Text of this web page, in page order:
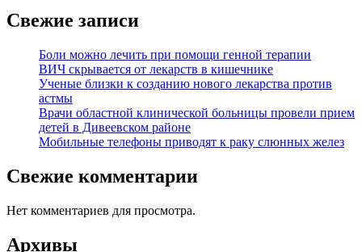
Свежие записи
Боли можно лечить при помощи генной терапии
ВИЧ скрывается от лекарств в кишечнике
Ученые близки к созданию нового лекарства против
астмы
Врачи областной клинической больницы провели прием
детей в Дивеевском районе
Мобильные телефоны приводят к раку слюнных желез
Свежие комментарии
Нет комментариев для просмотра.
Архивы